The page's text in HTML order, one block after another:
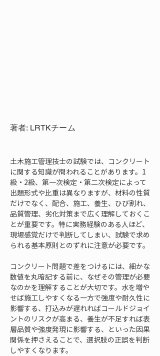
著者: LRTKチーム
土木施工管理技士の試験では、コンクリート
に関する知識が問われることがあります。1
級・2級、第一次検定・第二次検定によって
出題形式や比重は異なりますが、材料の性質
だけでなく、配合、施工、養生、ひび割れ、
品質管理、劣化対策まで広く理解しておくこ
とが重要です。特に実務経験のある人ほど、
現場感覚だけで判断してしまい、試験で求め
られる基本原則とのずれに注意が必要です。
コンクリート問題で差をつけるには、細かな
数値を丸暗記する前に、なぜその管理が必要
なのかを理解することが大切です。水を増や
せば施工しやすくなる一方で強度や耐久性に
影響する、打込みが遅れればコールドジョイ
ントのリスクが高まる、養生が不足すれば表
層品質や強度発現に影響する、といった因果
関係を押さえることで、選択肢の正誤を判断
しやすくなります。